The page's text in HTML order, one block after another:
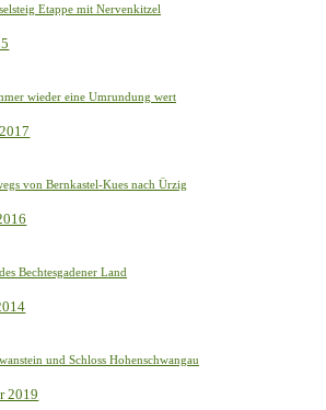
Etappe mit Nervenkitzel
wieder eine Umrundung wert
von Bernkastel-Kues nach Ürzig
Bechtesgadener Land
und Schloss Hohenschwangau
2019